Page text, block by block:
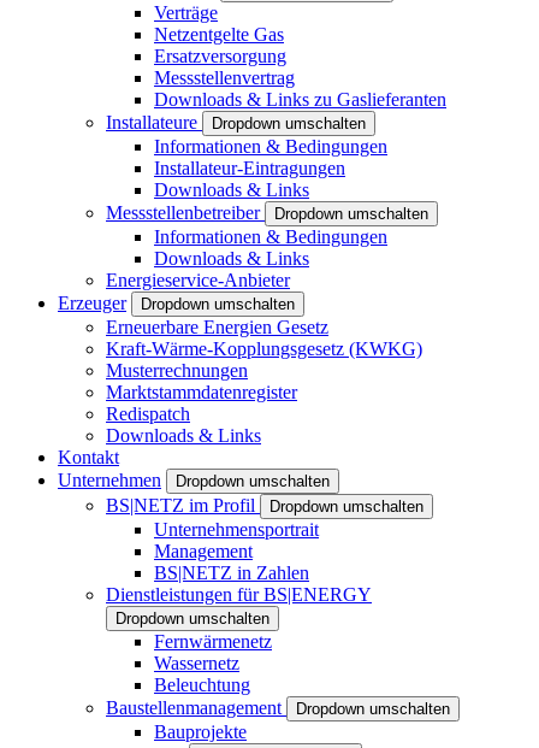
Verträge
Netzentgelte Gas
Ersatzversorgung
Messstellenvertrag
Downloads & Links zu Gaslieferanten
Installateure
Dropdown umschalten
Informationen & Bedingungen
Installateur-Eintragungen
Downloads & Links
Messstellenbetreiber
Dropdown umschalten
Informationen & Bedingungen
Downloads & Links
Energieservice-Anbieter
Erzeuger
Dropdown umschalten
Erneuerbare Energien Gesetz
Kraft-Wärme-Kopplungsgesetz (KWKG)
Musterrechnungen
Marktstammdatenregister
Redispatch
Downloads & Links
Kontakt
Unternehmen
Dropdown umschalten
BS|NETZ im Profil Dropdown umschalten
Unternehmensportrait
Management
BS|NETZ in Zahlen
Dienstleistungen für BS|ENERGY
Dropdown umschalten
Fernwärmenetz
Wassernetz
Beleuchtung
Baustellenmanagement
Dropdown umschalten
Bauprojekte